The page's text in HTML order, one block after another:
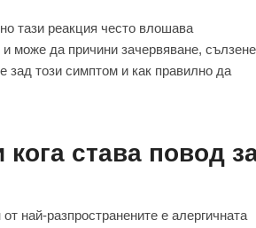
тази реакция често влошава
може да причини зачервяване, сълзене
зад този симптом и как правилно да
става повод
най-разпространените е алергичната